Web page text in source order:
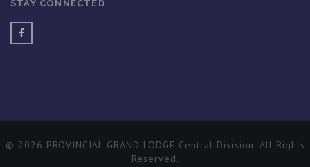
STAY CONNECTED
© 2026 PROVINCIAL GRAND LODGE Central Division. All Rights
Reserved.